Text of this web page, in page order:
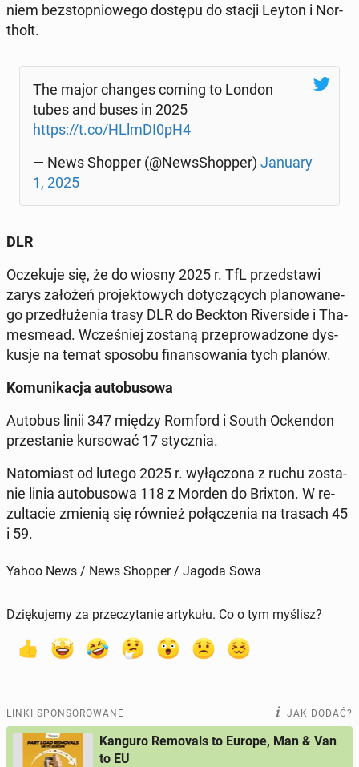
niem bez­stop­nio­we­go dostępu do stacji Leyton i Nor­
tholt.
The major changes coming to London
tubes and buses in 2025
https://t.co/HLlmDI0pH4
— News Shopper (@News­Shop­per) January
1, 2025
DLR
Ocze­ku­je się, że do wiosny 2025 r. TfL przed­sta­wi
zarys założeń pro­jek­to­wych do­ty­czą­cych pla­no­wa­ne­
go prze­dłu­że­nia trasy DLR do Beckton Ri­ver­si­de i Tha­
me­sme­ad. Wcze­śniej zostaną prze­pro­wa­dzo­ne dys­
ku­sje na temat sposobu fi­nan­so­wa­nia tych planów.
Ko­mu­ni­ka­cja au­to­bu­so­wa
Autobus linii 347 między Romford i South Ocken­don
prze­sta­nie kur­so­wać 17 stycz­nia.
Na­to­miast od lutego 2025 r. wy­łą­czo­na z ruchu zo­sta­
nie linia au­to­bu­so­wa 118 z Morden do Brixton. W re­
zul­ta­cie zmienią się również po­łą­cze­nia na trasach 45
i 59.
Yahoo News / News Shopper / Jagoda Sowa
Dziękujemy za przeczytanie artykułu. Co o tym myślisz?
LINKI SPONSOROWANE JAK DODAĆ?
Kanguro Removals to Europe, Man & Van
to EU